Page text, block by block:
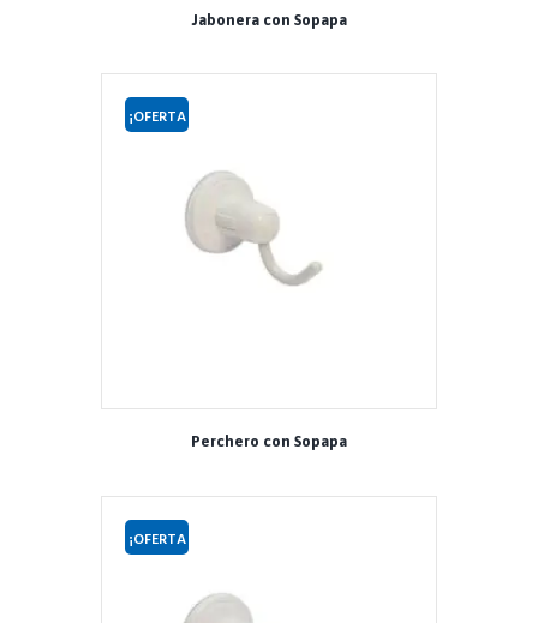
Jabonera con Sopapa
¡OFERTA
Perchero con Sopapa
¡OFERTA